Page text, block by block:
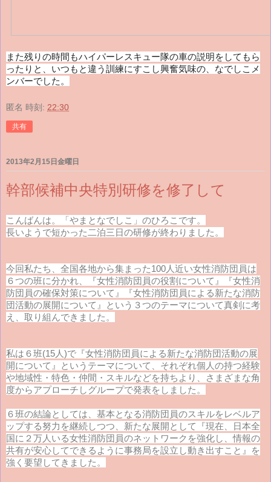
また残りの時間もハイパーレスキュー隊の車の説明をしてもら
ったりと、いつもと違う訓練にすこし興奮気味の、なでしこメ
ンバーでした。
匿名 時刻: 22:30
共有
2013年2月15日金曜日
幹部候補中央特別研修を修了して
こんばんは。「やまとなでしこ」のひろこです。
長いようで短かった二泊三日の研修が終わりました。
今回私たち、全国各地から集まった100人近い女性消防団員は
６つの班に分かれ、『女性消防団員の役割について』『女性消
防団員の確保対策について』『女性消防団員による新たな消防
団活動の展開について』という３つのテーマについて真剣に考
え、取り組んできました。
私は６班(15人)で『女性消防団員による新たな消防団活動の展
開について』というテーマについて、それぞれ個人の持つ経験
や地域性・特色・仲間・スキルなどを持ちより、さまざまな角
度からアプローチしグループで発表をしました。
６班の結論としては、基本となる消防団員のスキルをレベルア
ップする努力を継続しつつ、新たな展開として『現在、日本全
国に２万人いる女性消防団員のネットワークを強化し、情報の
共有が安心してできるように事務局を設立し動き出すこと』を
強く要望してきました。